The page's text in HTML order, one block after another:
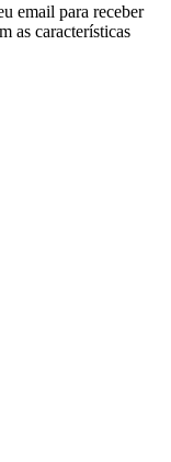
email para receber
as características